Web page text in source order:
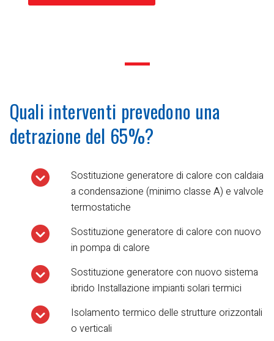
Quali interventi prevedono una
detrazione del 65%?
Sostituzione generatore di calore con caldaia
a condensazione (minimo classe A) e valvole
termostatiche
Sostituzione generatore di calore con nuovo
in pompa di calore
Sostituzione generatore con nuovo sistema
ibrido Installazione impianti solari termici
Isolamento termico delle strutture orizzontali
o verticali